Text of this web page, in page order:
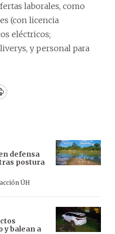
laborales, como
(con licencia
eléctricos;
y personal para
defensa
postura
ÚH
y balean a